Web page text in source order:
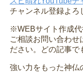
チャンネル登録よろ
※WEBサイト作成
ご相談お問い合わせ
ださい。どの記事で
強い力をもった神仏